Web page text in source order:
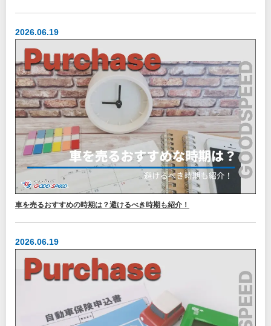
2026.06.19
車を売るおすすめの時期は？避けるべき時期も紹介！
2026.06.19